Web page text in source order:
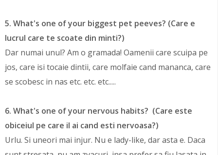
5. What's one of your biggest pet peeves? (Care e
lucrul care te scoate din minti?)
Dar numai unul? Am o gramada! Oamenii care scuipa pe
jos, care isi tocaie dintii, care molfaie cand mananca, care
se scobesc in nas etc. etc. etc.....
6. What's one of your nervous habits? (Care este
obiceiul pe care il ai cand esti nervoasa?)
Urlu. Si uneori mai injur. Nu e lady-like, dar asta e. Daca